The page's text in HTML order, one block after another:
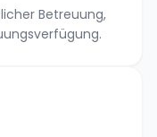
Betreuung,